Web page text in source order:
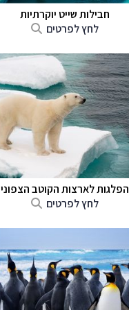
חבילות שייט יוקרתיות
לחץ לפרטים
הפלגות לארצות הקוטב הצפוני
לחץ לפרטים